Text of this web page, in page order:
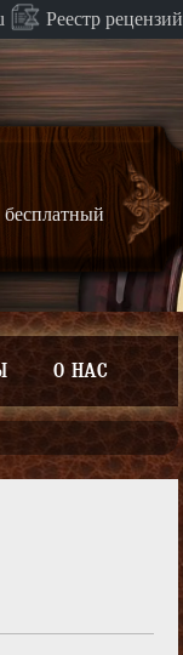
Реестр рецензий
бесплатный
О НАС